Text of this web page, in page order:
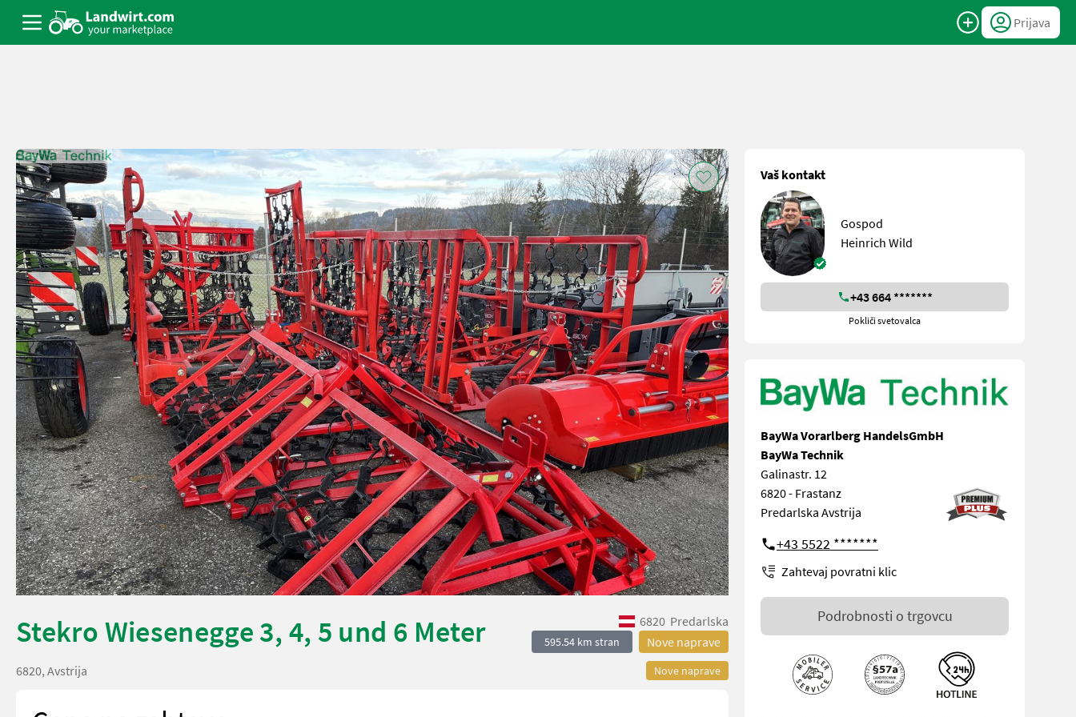
Prijava
Stekro Wiesenegge 3, 4, 5 und 6 Meter 6820 Predarlska
595.54 km stran Nove naprave
Nove naprave
6820, Avstrija
Vaš kontakt
Gospod
Heinrich Wild
+43 664 *******
Pokliči svetovalca
BayWa Vorarlberg HandelsGmbH
BayWa Technik
Galinastr. 12
6820 - Frastanz
Predarlska Avstrija
+43 5522 *******
Zahtevaj povratni klic
Podrobnosti o trgovcu